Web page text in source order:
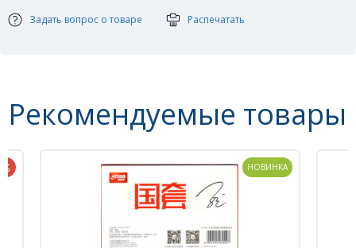
Вес: +/-91г
Задать вопрос о товаре Распечатать
Рекомендуемые товары
НОВИНКА